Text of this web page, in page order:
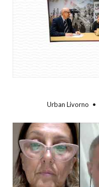
Urban Livorno